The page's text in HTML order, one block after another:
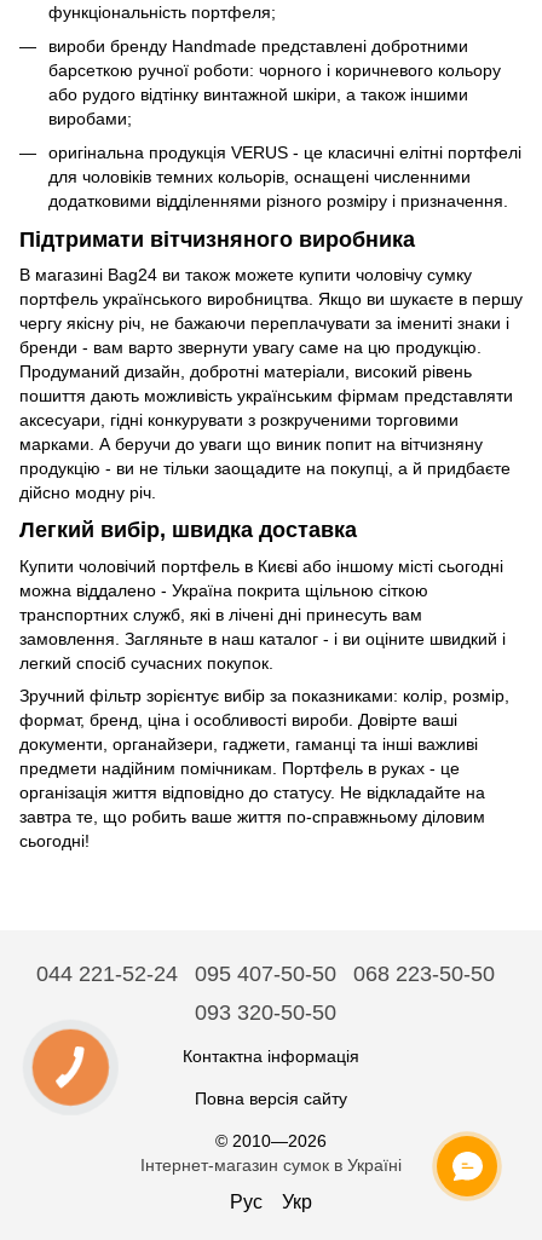
функціональність портфеля;
вироби бренду Handmade представлені добротними
барсеткою ручної роботи: чорного і коричневого кольору
або рудого відтінку винтажной шкіри, а також іншими
виробами;
оригінальна продукція VERUS - це класичні елітні портфелі
для чоловіків темних кольорів, оснащені численними
додатковими відділеннями різного розміру і призначення.
Підтримати вітчизняного виробника
В магазині Bag24 ви також можете купити чоловічу сумку
портфель українського виробництва. Якщо ви шукаєте в першу
чергу якісну річ, не бажаючи переплачувати за імениті знаки і
бренди - вам варто звернути увагу саме на цю продукцію.
Продуманий дизайн, добротні матеріали, високий рівень
пошиття дають можливість українським фірмам представляти
аксесуари, гідні конкурувати з розкрученими торговими
марками. А беручи до уваги що виник попит на вітчизняну
продукцію - ви не тільки заощадите на покупці, а й придбаєте
дійсно модну річ.
Легкий вибір, швидка доставка
Купити чоловічий портфель в Києві або іншому місті сьогодні
можна віддалено - Україна покрита щільною сіткою
транспортних служб, які в лічені дні принесуть вам
замовлення. Загляньте в наш каталог - і ви оціните швидкий і
легкий спосіб сучасних покупок.
Зручний фільтр зорієнтує вибір за показниками: колір, розмір,
формат, бренд, ціна і особливості вироби. Довірте ваші
документи, органайзери, гаджети, гаманці та інші важливі
предмети надійним помічникам. Портфель в руках - це
організація життя відповідно до статусу. Не відкладайте на
завтра те, що робить ваше життя по-справжньому діловим
сьогодні!
044 221-52-24 095 407-50-50
068 223-50-50
093 320-50-50
Контактна інформація
Повна версія сайту
© 2010—2026
Інтернет-магазин сумок в Україні
Рус Укр